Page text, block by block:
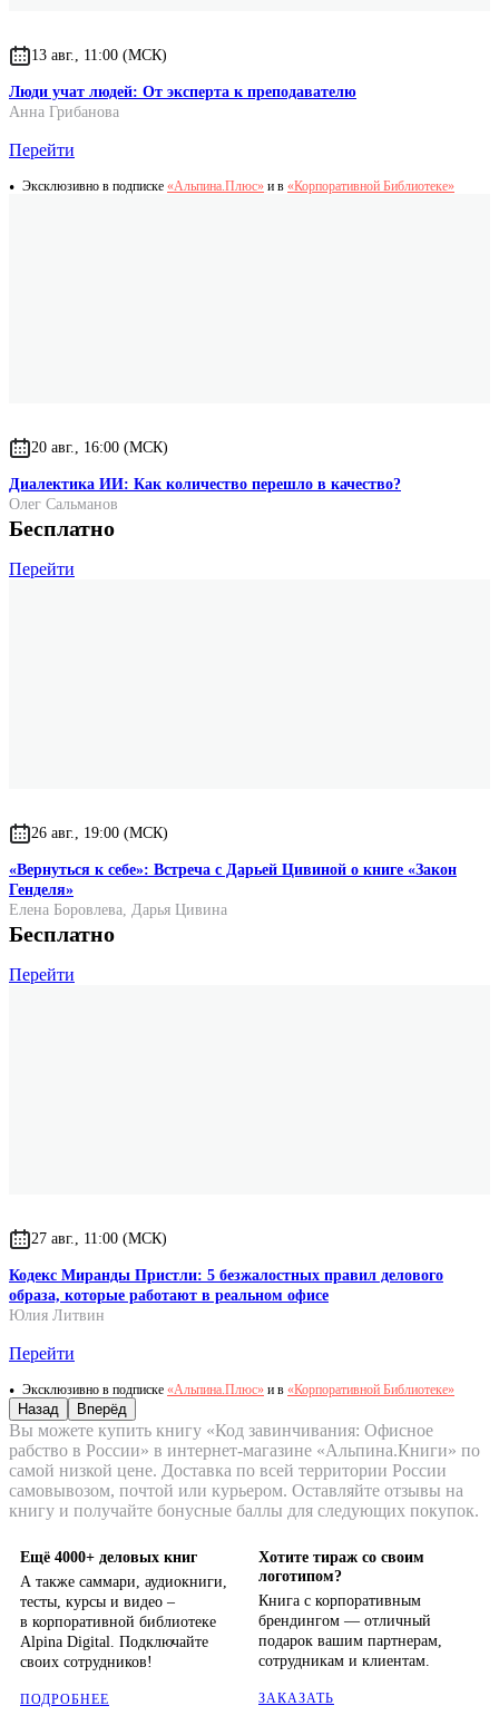
13 авг., 11:00 (МСК)
Люди учат людей: От эксперта к преподавателю
Анна Грибанова
Перейти
Эксклюзивно в подписке «Альпина.Плюс» и в «Корпоративной Библиотеке»
20 авг., 16:00 (МСК)
Диалектика ИИ: Как количество перешло в качество?
Олег Сальманов
Бесплатно
Перейти
26 авг., 19:00 (МСК)
«Вернуться к себе»: Встреча с Дарьей Цивиной о книге «Закон
Генделя»
Елена Боровлева, Дарья Цивина
Бесплатно
Перейти
27 авг., 11:00 (МСК)
Кодекс Миранды Пристли: 5 безжалостных правил делового
образа, которые работают в реальном офисе
Юлия Литвин
Перейти
Эксклюзивно в подписке «Альпина.Плюс» и в «Корпоративной Библиотеке»
Назад Вперёд
Вы можете купить книгу «Код завинчивания: Офисное
рабство в России» в интернет-магазине «Альпина.Книги» по
самой низкой цене. Доставка по всей территории России
самовывозом, почтой или курьером. Оставляйте отзывы на
книгу и получайте бонусные баллы для следующих покупок.
Ещё 4000+ деловых книг
А также саммари, аудиокниги,
тесты, курсы и видео –
в корпоративной библиотеке
Alpina Digital. Подключайте
своих сотрудников!
ПОДРОБНЕЕ
Хотите тираж со своим
логотипом?
Книга с корпоративным
брендингом — отличный
подарок вашим партнерам,
сотрудникам и клиентам.
ЗАКАЗАТЬ